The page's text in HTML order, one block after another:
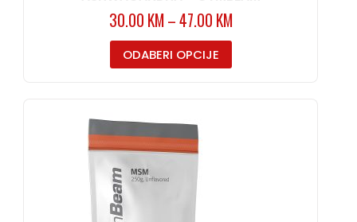
30.00 KM –47.00 KM
ODABERI OPCIJE